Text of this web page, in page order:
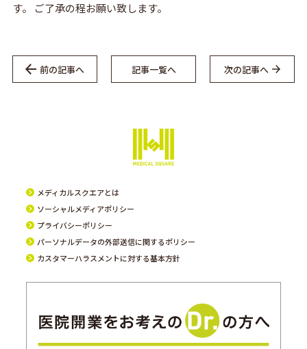
す。 ご了承の程お願い致します。
前の記事へ 記事一覧へ 次の記事へ
メディカルスクエアとは
ソーシャルメディアポリシー
プライバシーポリシー
パーソナルデータの外部送信に関するポリシー
カスタマーハラスメントに対する基本方針